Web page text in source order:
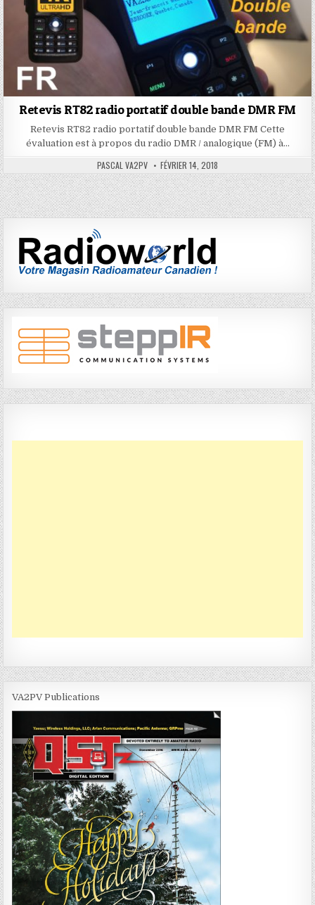
Retevis RT82 radio portatif double bande DMR FM
Retevis RT82 radio portatif double bande DMR FM Cette
évaluation est à propos du radio DMR / analogique (FM) à…
PASCAL VA2PV FÉVRIER 14, 2018
VA2PV Publications